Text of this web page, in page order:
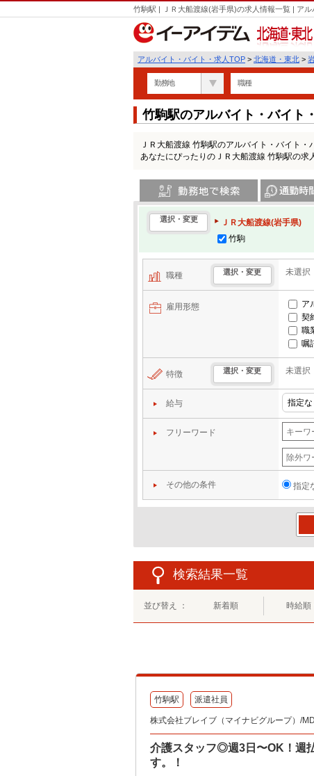
竹駒駅 | ＪＲ大船渡線(岩手県)の求人情報一覧 | ア
北海道・東北
アルバイト・バイト・求人TOP > 北海道・東北 >
勤務地 職種
竹駒駅のアルバイト・バイト
ＪＲ大船渡線 竹駒駅のアルバイト・バイト
あなたにぴったりのＪＲ大船渡線 竹駒駅の求
選択・変更
ＪＲ大船渡線(岩手県)
竹駒
職種 選択・変更 未選択
雇用形態 ア
契
職
嘱
特徴 選択・変更 未選択
給与
フリーワード
その他の条件 指定
検索結果一覧
並び替え ： 新着順 時給順
竹駒駅 派遣社員
株式会社ブレイブ（マイナビグループ）/
介護スタッフ◎週3日〜OK！週
す。！